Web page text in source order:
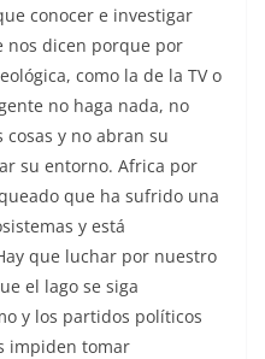
conocer e investigar
nos dicen porque por
como la de la TV o
no haga nada, no
y no abran su
su entorno. Africa por
que ha sufrido una
y está
que luchar por nuestro
el lago se siga
y los partidos políticos
impiden tomar